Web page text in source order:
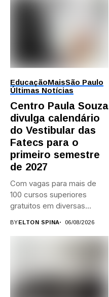
EducaçãoMaisSão Paulo
Últimas Notícias
Centro Paula Souza
divulga calendário
do Vestibular das
Fatecs para o
primeiro semestre
de 2027
Com vagas para mais de
100 cursos superiores
gratuitos em diversas
BYELTON SPINA 06/08/2026